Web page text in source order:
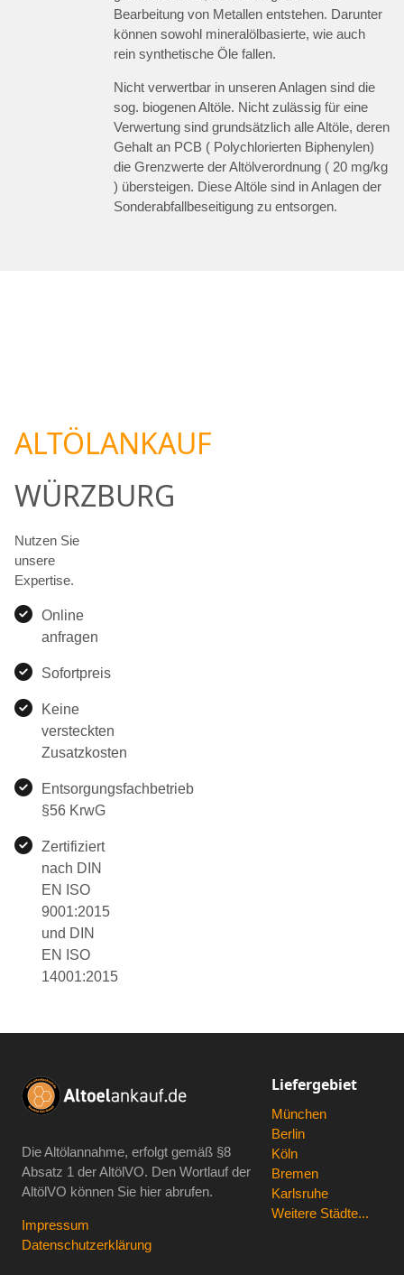
Bearbeitung von Metallen entstehen. Darunter
können sowohl mineralölbasierte, wie auch
rein synthetische Öle fallen.
Nicht verwertbar in unseren Anlagen sind die
sog. biogenen Altöle. Nicht zulässig für eine
Verwertung sind grundsätzlich alle Altöle, deren
Gehalt an PCB ( Polychlorierten Biphenylen)
die Grenzwerte der Altölverordnung ( 20 mg/kg
) übersteigen. Diese Altöle sind in Anlagen der
Sonderabfallbeseitigung zu entsorgen.
ALTÖLANKAUF
WÜRZBURG
Nutzen Sie
unsere
Expertise.
Online
anfragen
Sofortpreis
Keine
versteckten
Zusatzkosten
Entsorgungsfachbetrieb
§56 KrwG
Zertifiziert
nach DIN
EN ISO
9001:2015
und DIN
EN ISO
14001:2015
Die Altölannahme, erfolgt gemäß §8
Absatz 1 der AltölVO. Den Wortlauf der
AltölVO können Sie hier abrufen.
Impressum
Datenschutzerklärung
Liefergebiet
München
Berlin
Köln
Bremen
Karlsruhe
Weitere Städte...